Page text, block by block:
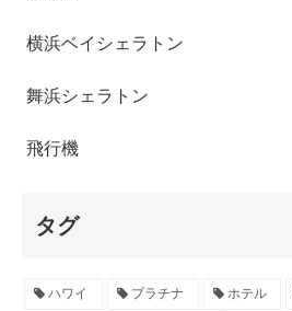
横浜ベイシェラトン
舞浜シェラトン
飛行機
タグ
ハワイ プラチナ ホテル